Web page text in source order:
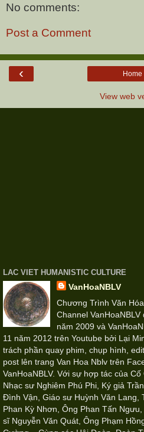
No comments:
Post a Comment
‹ Home
View web
LAC VIET HUMANISTIC CULTURE
VanHoaNBLV
Chương Trình Văn
Channel
năm 2009 và
11 năm 2012 trên Youtube bởi Lại
trách phần quay phim, chụp hình,
post lên trang Van Hoa Nblv trên
VanHoaNBLV. Với sự hợp tác của
Nhạc sư Nghiêm Phú Phi, Ký giả
Đình Vận, Giáo sư Huỳnh Văn Lang,
Phan Kỳ Nhơn, Ông Phan Tấn
sĩ Nguyễn Văn Quát, Ông Phạm